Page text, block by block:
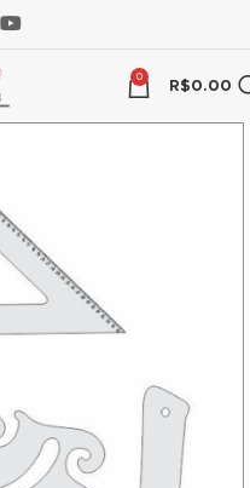
0
R$0.00